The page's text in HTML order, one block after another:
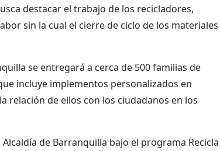
destacar el trabajo de los recicladores,
sin la cual el cierre de ciclo de los materiales
se entregará a cerca de 500 familias de
incluye implementos personalizados en
relación de ellos con los ciudadanos en los
de Barranquilla bajo el programa Recicla